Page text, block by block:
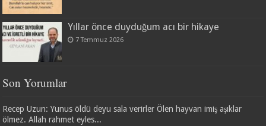
Yıllar önce duyduğum acı bir hikaye
7 Temmuz 2026
Son Yorumlar
Recep Uzun: Yunus öldü deyu sala verirler Ölen hayvan imiş aşıklar
ölmez. Allah rahmet eyles...